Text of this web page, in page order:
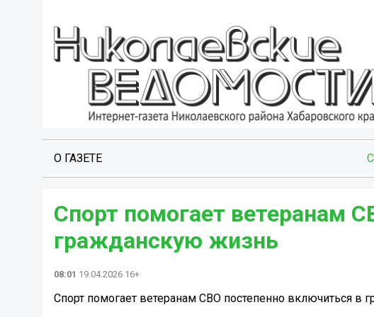
О ГАЗЕТЕ
Спорт помогает ветеранам
гражданскую жизнь
08:01 19.04.2026 16+
Спорт помогает ветеранам СВО постепенно включиться в